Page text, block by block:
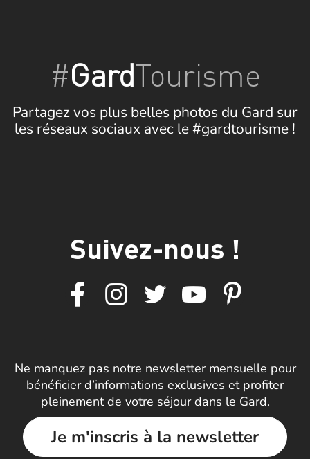
#GardTourisme
Partagez vos plus belles photos du Gard sur
les réseaux sociaux avec le #gardtourisme !
Suivez-nous !
Ne manquez pas notre newsletter mensuelle pour
bénéficier d’informations exclusives et profiter
pleinement de votre séjour dans le Gard.
Je m'inscris à la newsletter